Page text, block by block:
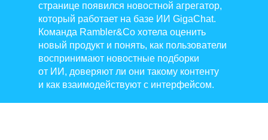
странице появился новостной агрегатор,
который работает на базе ИИ GigaChat.
Команда Rambler&Co хотела оценить
новый продукт и понять, как пользователи
воспринимают новостные подборки
от ИИ, доверяют ли они такому контенту
и как взаимодействуют с интерфейсом.